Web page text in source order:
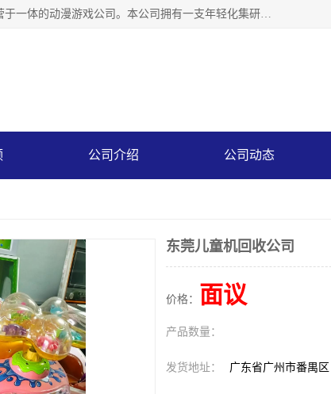
广州华耀动漫科技有限公司是一家集研发、生产、销售、娱乐场地合作经营于一体的动漫游戏公司。本公司拥有一支年轻化集研发生产到售后服务的队伍，及时地为客户提供、赚钱的产品。本公司以雄厚的实力、合理的价格、优良的服务与多家企业建立了长期的合作关系。热诚欢迎各界前来参观、考察、洽谈业务。目前公司经营的产品有：各种捕渔游戏机系列，大型模拟机系列、轮盘机系列、连线机系列、框体机系列、玛莉机系列等。
公司介绍 公司动态
东莞儿童机回收公司
价格： 面议
产品数量：
发货地址： 广东省广州市番禺区